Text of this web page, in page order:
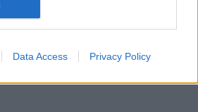
Data Access Privacy Policy